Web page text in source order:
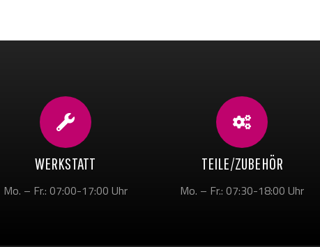
WERKSTATT
Mo. – Fr.: 07:00-17:00 Uhr
TEILE/ZUBEHÖR
Mo. – Fr.: 07:30-18:00 Uhr